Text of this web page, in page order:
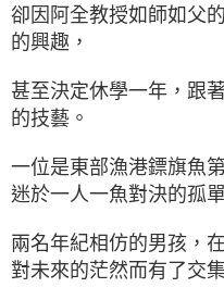
卻因阿全教授如師如父
的興趣，
甚至決定休學一年，跟
的技藝。
一位是東部漁港鏢旗魚
迷於一人一魚對決的孤
兩名年紀相仿的男孩，
對未來的茫然而有了交集